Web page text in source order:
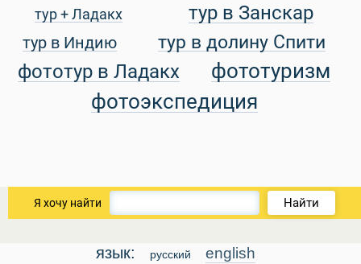
Виза в Индию
тур + Ладакх тур в Занскар
тур в Индию тур в долину Спити
фототур в Ладакх
фототуризм
фотоэкспедиция
Я хочу найти Найти
язык: русский english